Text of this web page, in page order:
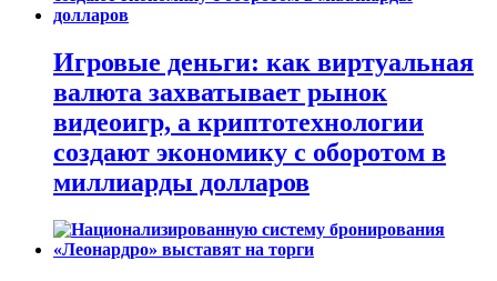
Игровые деньги: как виртуальная
валюта захватывает рынок
видеоигр, а криптотехнологии
создают экономику с оборотом в
миллиарды долларов